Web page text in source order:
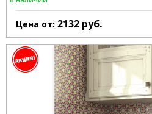
Цена от: 2132 руб.